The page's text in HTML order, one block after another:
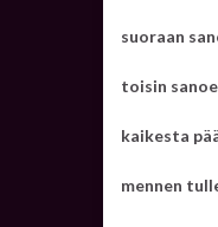
suoraan
toisin
kaikesta
mennen